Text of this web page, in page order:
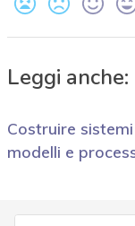
Leggi anche:
Costruire
modelli e